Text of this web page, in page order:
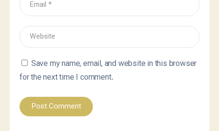
Save my name, email, and website in this browser
for the next time I comment.